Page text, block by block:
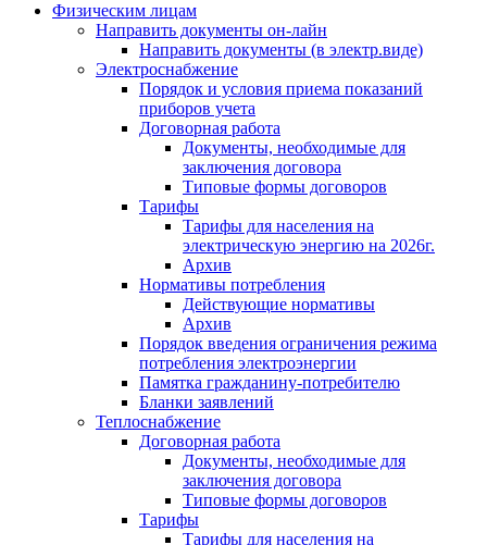
Физическим лицам
Направить документы он-лайн
Направить документы (в электр.виде)
Электроснабжение
Порядок и условия приема показаний
приборов учета
Договорная работа
Документы, необходимые для
заключения договора
Типовые формы договоров
Тарифы
Тарифы для населения на
электрическую энергию на 2026г.
Архив
Нормативы потребления
Действующие нормативы
Архив
Порядок введения ограничения режима
потребления электроэнергии
Памятка гражданину-потребителю
Бланки заявлений
Теплоснабжение
Договорная работа
Документы, необходимые для
заключения договора
Типовые формы договоров
Тарифы
Тарифы для населения на